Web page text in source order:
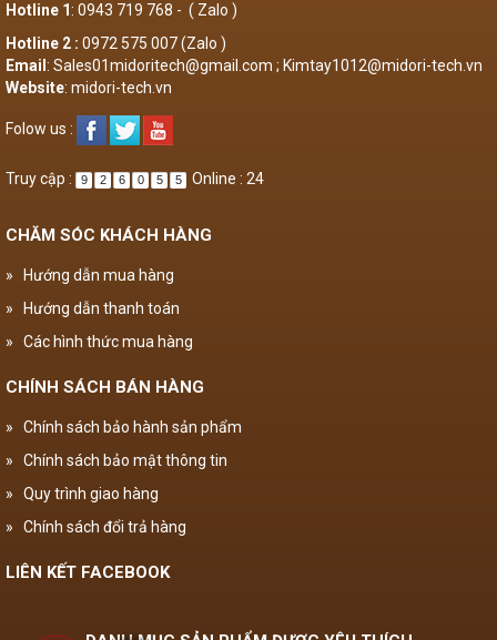
Hotline 1: 0943 719 768 - ( Zalo )
Hotline 2 : 0972 575 007 (Zalo )
Email : Sales01midoritech@gmail.com ; Kimtay1012@midori-tech.vn
Website: midori-tech.vn
Folow us :
Truy cập : 9 2 6 0 5 5 Online : 24
CHĂM SÓC KHÁCH HÀNG
»
Hướng dẫn mua hàng
»
Hướng dẫn thanh toán
»
Các hình thức mua hàng
CHÍNH SÁCH BÁN HÀNG
»
Chính sách bảo hành sản phẩm
»
Chính sách bảo mật thông tin
»
Quy trình giao hàng
»
Chính sách đổi trả hàng
LIÊN KẾT FACEBOOK